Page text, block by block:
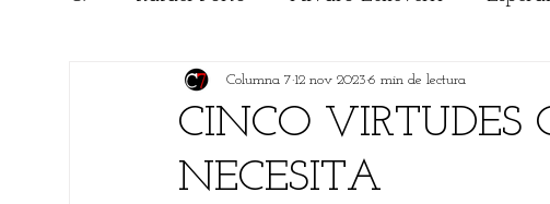
Edwuin Agudelo Edimer Latorre
Jorge Elías Caro Cristian Morelli
CINCO VIRTUDES
NECESITA
Columna 7 12 nov 2023 6 min de lectura